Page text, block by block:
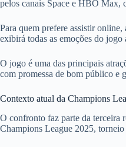
pelos canais Space e HBO Max,
Para quem prefere assistir
exibirá todas as emoções do
O jogo é uma das principais
com promessa de bom público e
Contexto atual da Champions
O confronto faz parte da terceira
Champions League 2025,